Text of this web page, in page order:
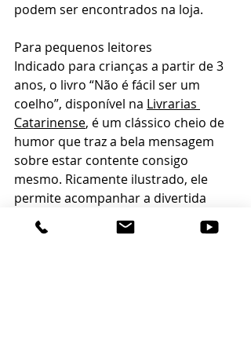
podem ser encontrados na loja.
Para pequenos leitores
Indicado para crianças a partir de 3
anos, o livro “Não é fácil ser um
coelho”, disponível na Livrarias
Catarinense, é um clássico cheio de
humor que traz a bela mensagem
sobre estar contente consigo
mesmo. Ricamente ilustrado, ele
permite acompanhar a divertida
aventura de Joca Pipoca em busca
de quem ele quer ser de verdade.